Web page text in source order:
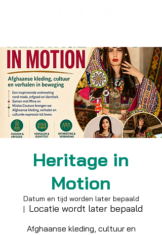
Heritage in
Motion
Datum en tijd worden later bepaald
  |
Locatie wordt later bepaald
Afghaanse kleding, cultuur en